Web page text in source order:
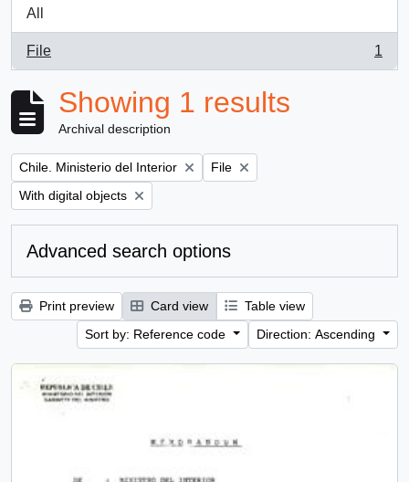
All
File
, 1 results
1
Showing 1 results
Archival description
Remove filter:
Chile. Ministerio del Interior Remove filter:
File
Remove filter:
With digital objects
Advanced search options
Print preview Card view
Table view
Sort by: Reference code
Direction: Ascending